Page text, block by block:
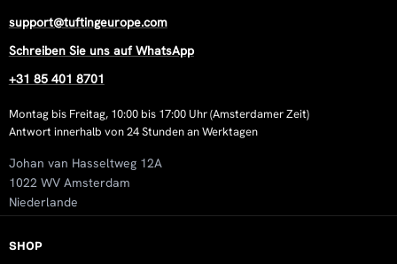
SHOP
support@tuftingeurope.com
Schreiben Sie uns auf WhatsApp
+31 85 401 8701
Montag bis Freitag, 10:00 bis 17:00 Uhr (Amsterdamer Zeit)
Antwort innerhalb von 24 Stunden an Werktagen
Johan van Hasseltweg 12A
1022 WV Amsterdam
Niederlande